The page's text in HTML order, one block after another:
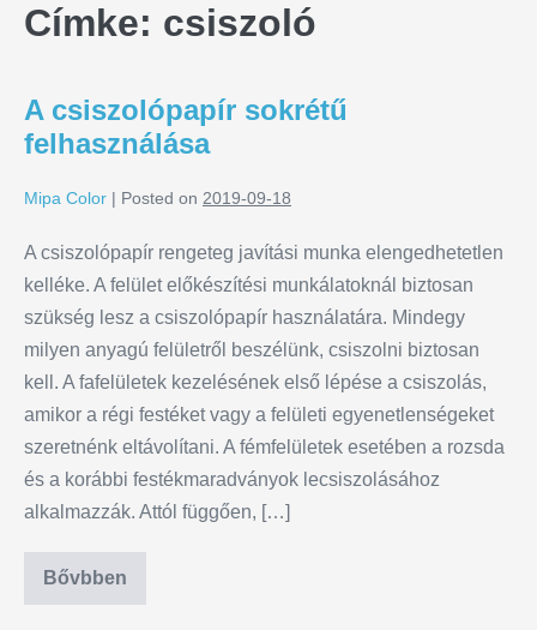
Címke: csiszoló
A csiszolópapír sokrétű
felhasználása
Mipa Color | Posted on 2019-09-18
A csiszolópapír rengeteg javítási munka elengedhetetlen
kelléke. A felület előkészítési munkálatoknál biztosan
szükség lesz a csiszolópapír használatára. Mindegy
milyen anyagú felületről beszélünk, csiszolni biztosan
kell. A fafelületek kezelésének első lépése a csiszolás,
amikor a régi festéket vagy a felületi egyenetlenségeket
szeretnénk eltávolítani. A fémfelületek esetében a rozsda
és a korábbi festékmaradványok lecsiszolásához
alkalmazzák. Attól függően, […]
Bővbben